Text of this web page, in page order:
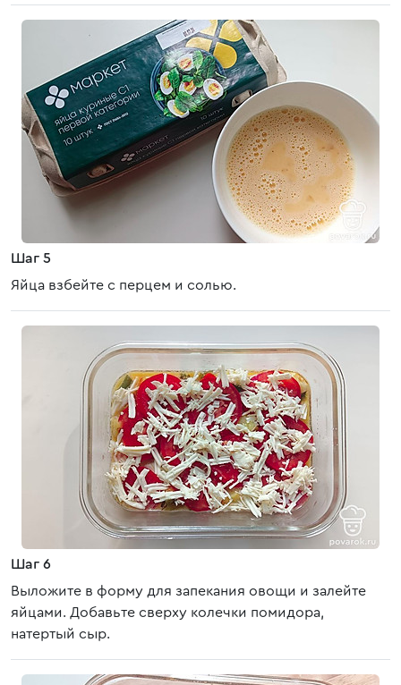
Шаг 5
Яйца взбейте с перцем и солью.
Шаг 6
Выложите в форму для запекания овощи и залейте
яйцами. Добавьте сверху колечки помидора,
натертый сыр.